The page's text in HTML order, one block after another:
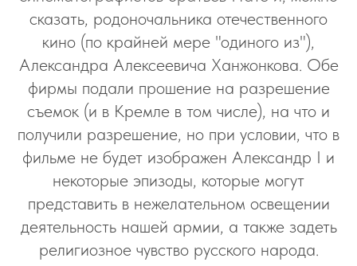
сказать, родоночальника отечественного
кино (по крайней мере "одиного из"),
Александра Алексеевича Ханжонкова. Обе
фирмы подали прошение на разрешение
съемок (и в Кремле в том числе), на что и
получили разрешение, но при условии, что в
фильме не будет изображен Александр I и
некоторые эпизоды, которые могут
представить в нежелательном освещении
деятельность нашей армии, а также задеть
религиозное чувство русского народа.